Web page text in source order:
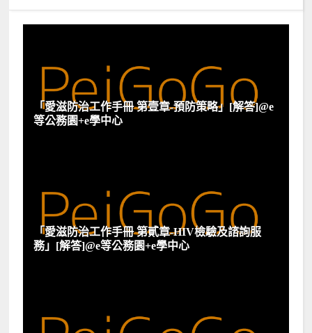
「愛滋防治工作手冊 第壹章-預防策略」[解答]@e
等公務園+e學中心
「愛滋防治工作手冊 第貳章-HIV檢驗及諮詢服
務」[解答]@e等公務園+e學中心